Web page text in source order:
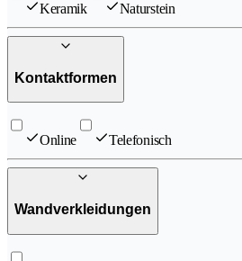
Keramik Naturstein
Kontaktformen
Online Telefonisch
Wandverkleidungen